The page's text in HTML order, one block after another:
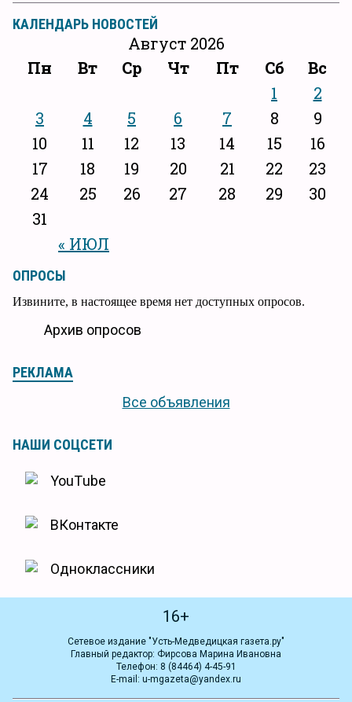
КАЛЕНДАРЬ НОВОСТЕЙ
Август 2026
Пн
Вт Ср Чт Пт Сб Вс
« ИЮЛ
1
2
3
4 5 6 7 8
9
10
11 12 13 14 15
16
17
18 19 20 21 22
23
24
25 26 27 28 29
30
31
ОПРОСЫ
Извините, в настоящее время нет доступных опросов.
Архив опросов
РЕКЛАМА
Все объявления
НАШИ СОЦСЕТИ
YouTube
ВКонтакте
Одноклассники
16+
Сетевое издание "Усть-Медведицкая газета.ру"
Главный редактор: Фирсова Марина Ивановна
Телефон: 8 (84464) 4-45-91
E-mail: u-mgazeta@yandex.ru